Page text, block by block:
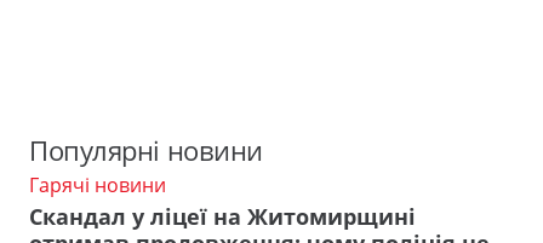
Популярні новини
Гарячі новини
Скандал у ліцеї на Житомирщині